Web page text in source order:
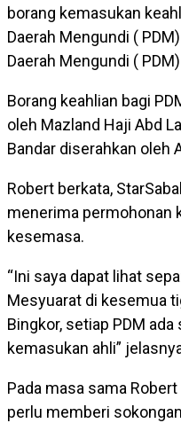
borang kemasukan
Daerah Mengundi (
Daerah Mengundi (
Borang keahlian bagi
oleh Mazland Haji Abd
Bandar diserahkan oleh
Robert berkata,
menerima permohonan
kesemasa.
“Ini saya dapat lihat
Mesyuarat di kesemua
Bingkor, setiap PDM
kemasukan ahli”
Pada masa sama
perlu memberi